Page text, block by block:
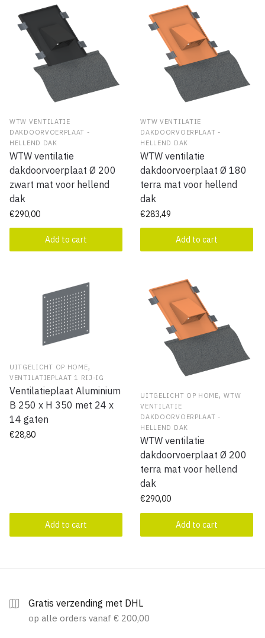
WTW VENTILATIE
DAKDOORVOERPLAAT -
HELLEND DAK
WTW ventilatie
dakdoorvoerplaat Ø 200
zwart mat voor hellend
dak
€290,00
Add to cart
WTW VENTILATIE
DAKDOORVOERPLAAT -
HELLEND DAK
WTW ventilatie
dakdoorvoerplaat Ø 180
terra mat voor hellend
dak
€283,49
Add to cart
UITGELICHT OP HOME,
VENTILATIEPLAAT 1 RIJ-IG
Ventilatieplaat Aluminium
B 250 x H 350 met 24 x
14 gaten
€28,80
Add to cart
UITGELICHT OP HOME,WTW
VENTILATIE
DAKDOORVOERPLAAT -
HELLEND DAK
WTW ventilatie
dakdoorvoerplaat Ø 200
terra mat voor hellend
dak
€290,00
Add to cart
Gratis verzending met DHL
op alle orders vanaf € 200,00